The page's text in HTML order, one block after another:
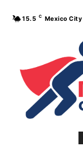
15.5 C Mexico City